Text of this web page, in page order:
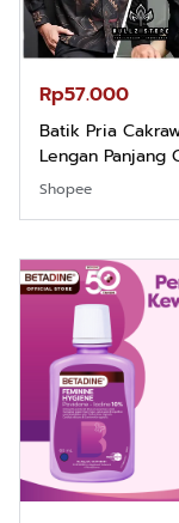
Rp57.000
Batik Pria
Lengan Panjang
Kemeja Batik Pria
Nyaman Kemeja
Santai Slimfit
Shopee